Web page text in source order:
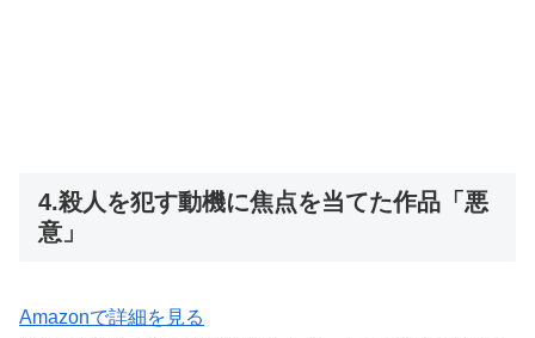
4.殺人を犯す動機に焦点を当てた作品「悪
意」
Amazonで詳細を見る